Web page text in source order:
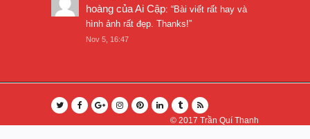
hoàng của Ai Cập: “Bài viết rất hay và
hình ảnh rất đẹp. Thanks!”
Nov 5, 16:47
© 2017 Trần Quí Thanh